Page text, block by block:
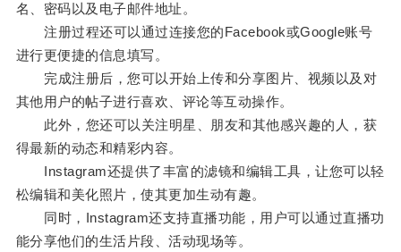
名、密码以及电子邮件地址。
注册过程还可以通过连接您的Facebook或Google账号
进行更便捷的信息填写。
完成注册后，您可以开始上传和分享图片、视频以及对
其他用户的帖子进行喜欢、评论等互动操作。
此外，您还可以关注明星、朋友和其他感兴趣的人，获
得最新的动态和精彩内容。
Instagram还提供了丰富的滤镜和编辑工具，让您可以轻
松编辑和美化照片，使其更加生动有趣。
同时，Instagram还支持直播功能，用户可以通过直播功
能分享他们的生活片段、活动现场等。